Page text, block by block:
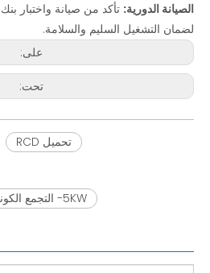
الصيانة الدورية:
لضمان التشغيل السليم والسلامة.
على:
تحت:
تحميل RCD
5KW- التجمع الكونغولي من أجل الديمقراطية